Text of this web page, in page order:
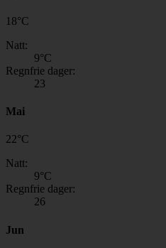
18°C
Natt:
9°C
Regnfrie dager:
23
Mai
22°C
Natt:
9°C
Regnfrie dager:
26
Jun